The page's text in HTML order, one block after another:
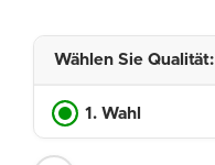
Wählen Sie Qualität:
1. Wahl